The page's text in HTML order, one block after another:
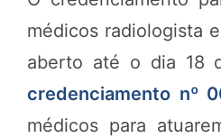
médicos radiologista
aberto até o dia 18
credenciamento nº
médicos para